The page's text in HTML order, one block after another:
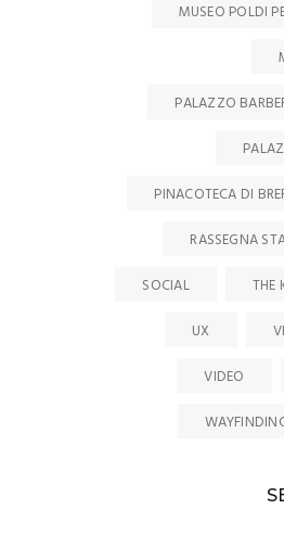
MUSEO POLDI
PALAZZO
PINACOTECA DI
RASSEGNA
SOCIAL
THE
UX
VIDEO